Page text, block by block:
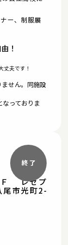
、制服展
！
丈夫です！
せん。同施設
っておりま
Ｆ レセプ
市光町2-